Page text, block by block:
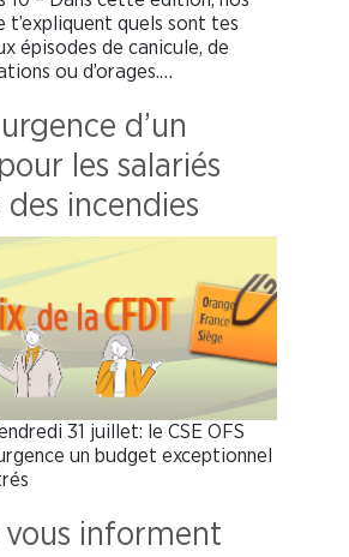
t’expliquent quels sont tes
épisodes de canicule, de
ou d’orages.…
d’un
les salariés
incendies
31 juillet: le CSE OFS
un budget exceptionnel
vous informent